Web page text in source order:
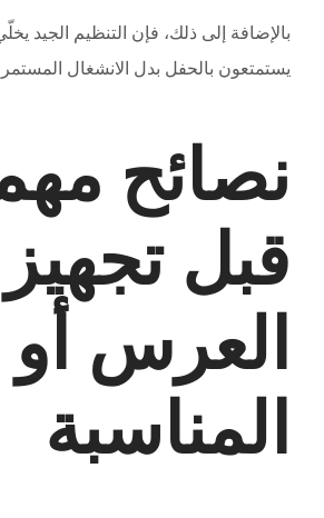
بالإضافة إلى ذلك، فإن التنظيم الجيد
يستمتعون بالحفل بدل الانشغال المستمر
نصائح
قبل تجهيز
العرس أو
المناسبة